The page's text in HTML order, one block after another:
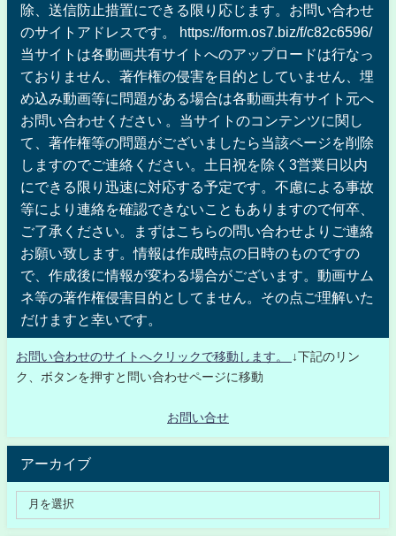
除、送信防止措置にできる限り応じます。お問い合わせ
のサイトアドレスです。 https://form.os7.biz/f/c82c6596/
当サイトは各動画共有サイトへのアップロードは行なっ
ておりません、著作権の侵害を目的としていません、埋
め込み動画等に問題がある場合は各動画共有サイト元へ
お問い合わせください 。当サイトのコンテンツに関し
て、著作権等の問題がございましたら当該ページを削除
しますのでご連絡ください。土日祝を除く3営業日以内
にできる限り迅速に対応する予定です。不慮による事故
等により連絡を確認できないこともありますので何卒、
ご了承ください。まずはこちらの問い合わせよりご連絡
お願い致します。情報は作成時点の日時のものですの
で、作成後に情報が変わる場合がございます。動画サム
ネ等の著作権侵害目的としてません。その点ご理解いた
だけますと幸いです。
お問い合わせのサイトへクリックで移動します。
↓下記のリン
ク、ボタンを押すと問い合わせページに移動
お問い合せ
アーカイブ